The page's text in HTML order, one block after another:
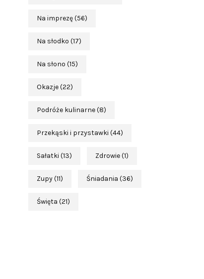
Na imprezę(56)
Na słodko (17)
Na słono (15)
Okazje(22)
Podróże kulinarne(8)
Przekąski i przystawki (44)
Sałatki (13) Zdrowie(1)
Zupy(11) Śniadania (36)
Święta (21)